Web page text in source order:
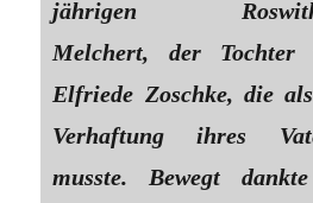
jährigen
Melchert, der
Elfriede Zoschke, die
Verhaftung ihres
musste. Bewegt